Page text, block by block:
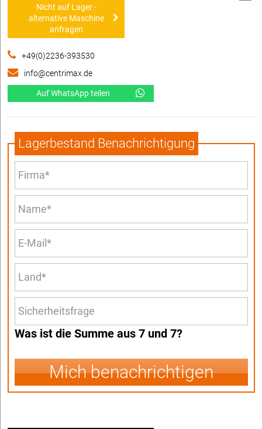
Nicht auf Lager -
alternative Maschine
anfragen
+49(0)2236-393530
info@centrimax.de
Auf WhatsApp teilen
Lagerbestand Benachrichtigung
Was ist die Summe aus 7 und 7?
Mich benachrichtigen